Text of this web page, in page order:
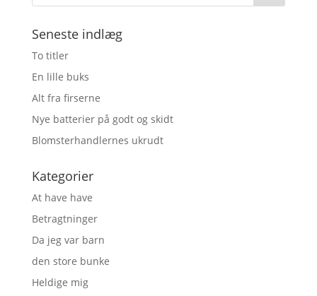
Seneste indlæg
To titler
En lille buks
Alt fra firserne
Nye batterier på godt og skidt
Blomsterhandlernes ukrudt
Kategorier
At have have
Betragtninger
Da jeg var barn
den store bunke
Heldige mig